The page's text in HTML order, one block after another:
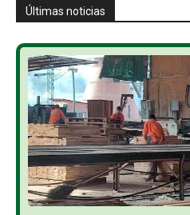
Últimas noticias